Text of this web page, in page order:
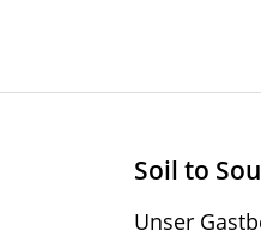
Soil to
Unser